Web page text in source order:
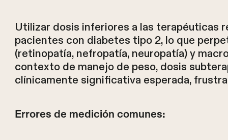
Utilizar dosis inferiores a las terapéuticas
pacientes con diabetes tipo 2, lo que
(retinopatía, nefropatía, neuropatía) y
contexto de manejo de peso, dosis
clínicamente significativa esperada,
Errores de medición comunes: